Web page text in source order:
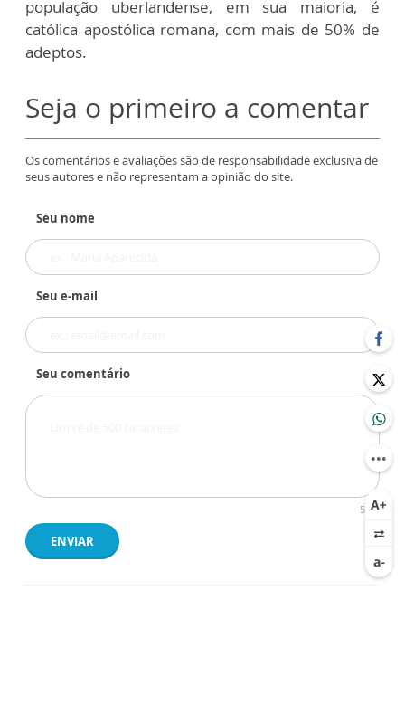
população uberlandense, em sua maioria, é
católica apostólica romana, com mais de 50% de
adeptos.
Seja o primeiro a comentar
Os comentários e avaliações são de responsabilidade exclusiva de
seus autores e não representam a opinião do site.
Seu nome
Seu e-mail
Seu comentário
500
ENVIAR